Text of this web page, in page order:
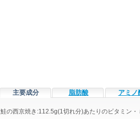
主要成分 脂肪酸 アミノ
鮭の西京焼き:112.5g(1切れ分)あたりのビタミン